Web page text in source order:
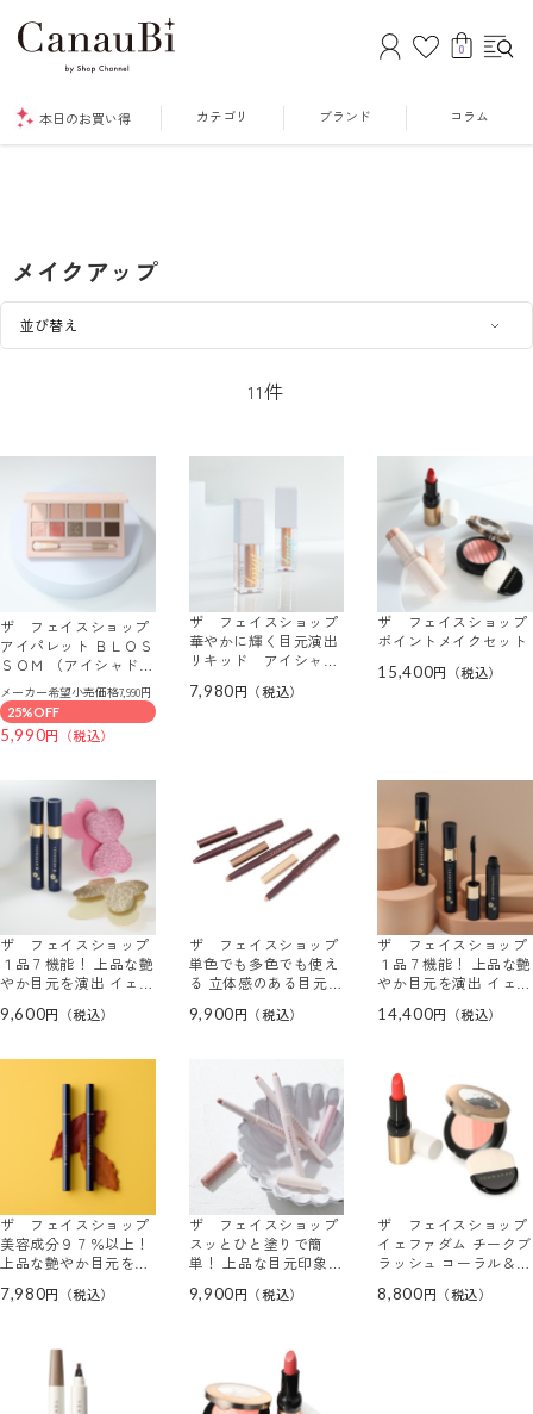
0
本日のお買い得 カテゴリ ブランド コラム
メイクアップ
11件
ザ フェイスショップ
アイパレット ＢＬＯＳ
ＳＯＭ （アイシャドウ
パレット）
メーカー希望小売価格7,990円
25%OFF
5,990
ザ フェイスショップ
華やかに輝く目元演出
リキッド アイシャド
ット
7,980
ザ フェイスショップ
ポイントメイクセット
15,400
ザ フェイスショップ
１品７機能！ 上品な艶
やか目元を演出 イェフ
カラ ＥＸ ２本特別セ
9,600
ザ フェイスショップ
単色でも多色でも使え
る 立体感のある目元を
スティック アイシャ
9,900
ザ フェイスショップ
１品７機能！ 上品な艶
やか目元を演出 イェフ
カラ ＥＸ ３本セット
14,400
ザ フェイスショップ
美容成分９７％以上！
上品な艶やか目元を演
ヤル アイライナー ２
7,980
ザ フェイスショップ
スッとひと塗りで簡
単！ 上品な目元印象へ
ク アイシャドウ トリ
9,900
ザ フェイスショップ
イェファダム チークブ
ラッシュ コーラル＆
ック ＜ジューシー
8,800